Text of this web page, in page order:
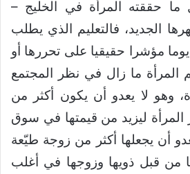
ما حققته المرأة في الخليج –
الجديد، فالتعليم الذي يطلب
مؤشرا حقيقيا على تحررها أو
المرأة ما زال في نظر المجتمع
وهو لا يعدو أن يكون أكثر من
ليزيد من قيمتها في سوق
أن يجعلها أكثر من زوجة طيّعة
من قبل ذويها وزوجها في أغلب